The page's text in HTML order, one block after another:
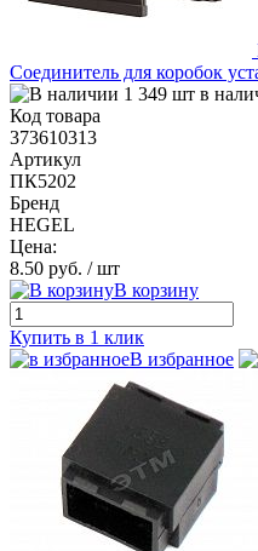
Соединитель для коробок
1 349 шт в
Код товара
373610313
Артикул
ПК5202
Бренд
HEGEL
Цена:
8.50 руб. / шт
В корзину
Купить в 1 клик
В избранное